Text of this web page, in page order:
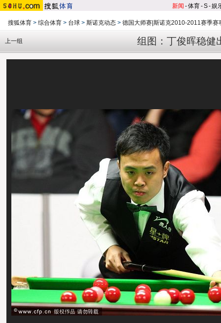
新闻 -体育-S-娱
搜狐体育 > 综合体育 > 台球 > 斯诺克动态 > 德国大师赛|斯诺克2010-2011赛季赛
组图：丁俊晖稳健
上一组